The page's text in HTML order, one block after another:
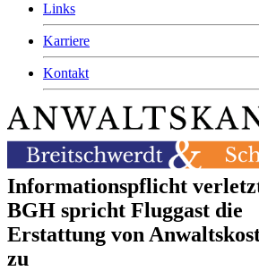
Links
Karriere
Kontakt
Informationspflicht
BGH spricht Fluggast die
Erstattung von
zu